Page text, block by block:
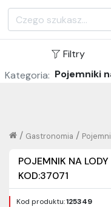
Filtry
Kategoria: Pojemniki
/
Gastronomia
/
POJEMNIK NA
KOD:37071
Kod produktu:125349